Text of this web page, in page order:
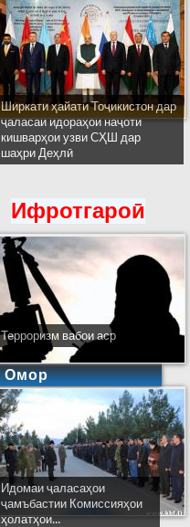
Ширкати ҳайати Тоҷикистон дар
ҷаласаи идораҳои наҷоти
кишварҳои узви СҲШ дар
шаҳри Деҳлӣ
Ифротгароӣ
Терроризм вабои аср
Омор
Идомаи ҷаласаҳои
ҷамъбастии Комиссияҳои
ҳолатҳои...